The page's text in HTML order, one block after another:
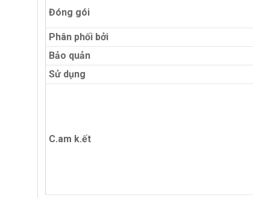
Đóng gói
Phân phối bởi
Bảo quản
Sử dụng
C.am k.ết